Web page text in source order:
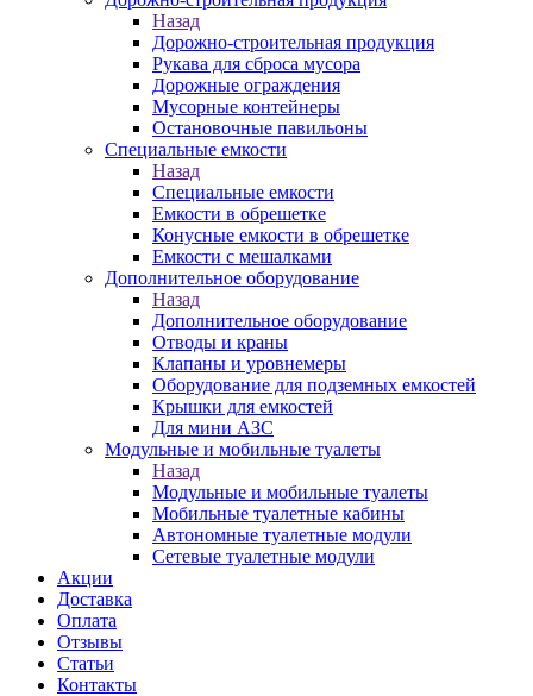
Назад
Дорожно-строительная продукция
Рукава для сброса мусора
Дорожные ограждения
Мусорные контейнеры
Остановочные павильоны
Специальные емкости
Назад
Специальные емкости
Емкости в обрешетке
Конусные емкости в обрешетке
Емкости с мешалками
Дополнительное оборудование
Назад
Дополнительное оборудование
Отводы и краны
Клапаны и уровнемеры
Оборудование для подземных емкостей
Крышки для емкостей
Для мини АЗС
Модульные и мобильные туалеты
Назад
Модульные и мобильные туалеты
Мобильные туалетные кабины
Автономные туалетные модули
Сетевые туалетные модули
Акции
Доставка
Оплата
Отзывы
Статьи
Контакты